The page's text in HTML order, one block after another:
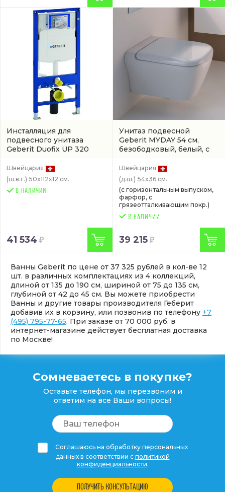
Инсталляция для
подвесного унитаза
Geberit Duofix UP 320
Швейцария
(ш.в.г.) 50x112x12 см.
В НАЛИЧИИ
41 534
Унитаз подвесной
Geberit MYDAY 54 см,
безободковый, белый, с
(201460600)
Швейцария
(д.ш.) 54x36 см.
(с горизонтальным выпуском,
фарфор, с
грязеотталкивающим покр.)
39 215
Ванны Geberit по цене от 37 325 рублей в кол-ве 12
шт. в различных комплектациях из 4 коллекций,
длиной от 135 до 190 см, шириной от 75 до 135 см,
глубиной от 42 до 45 см. Вы можете приобрести
Ванны и другие товары производителя Геберит
добавив их в корзину, или позвонив по телефону +7
(495) 795-77-65. При заказе от 70 000 руб. в
интернет-магазине действует бесплатная доставка
по Москве!
Сомневаетесь в покупке?
Оставьте телефон, мы перезвоним и
ответим на все Ваши вопросы!
Соглашаюсь на обработку персональных
данных в соответствии с политикой
конфиденциальности.
ПОЛУЧИТЬ КОНСУЛЬТАЦИЮ